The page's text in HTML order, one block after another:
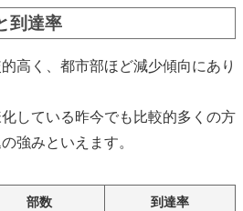
到達率
高く、都市部ほど減少傾向にあり
している昨今でも比較的多くの方
強みといえます。
部数 到達率